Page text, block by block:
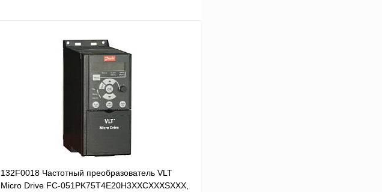
132F0018 Частотный преобразователь VLT
Micro Drive FC-051PK75T4E20H3XXCXXXSXXX,